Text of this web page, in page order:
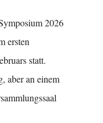
2026
ersten
statt.
aber an einem